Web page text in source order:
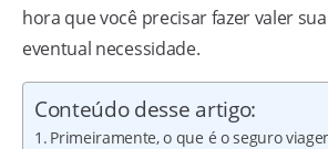
hora que você precisar fazer valer
eventual necessidade.
Conteúdo desse artigo:
Primeiramente, o que é o seguro